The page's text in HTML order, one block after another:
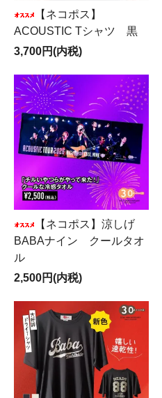
【ネコポス】
ACOUSTIC Tシャツ 黒
3,700円(内税)
【ネコポス】涼しげ
BABAナイン クールタオ
ル
2,500円(内税)